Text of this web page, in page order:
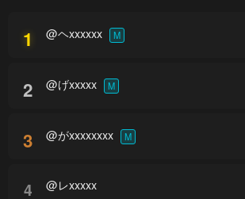
1 @ヘxxxxxx M
2 @げxxxxx M
3 @がxxxxxxxx M
4 @レxxxxx